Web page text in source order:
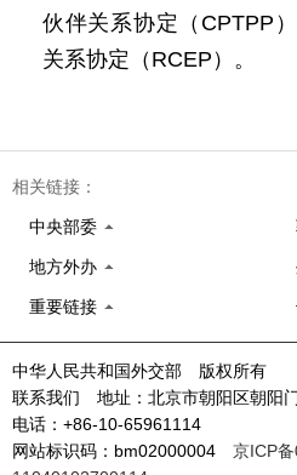
伙伴关系协定（CPTPP
关系协定（RCEP）。
相关链接：
中央部委
地方外办
重要链接
中华人民共和国外交部 版权所有
联系我们 地址：北京市朝阳区朝
电话：+86-10-65961114
网站标识码：bm02000004 京ICP